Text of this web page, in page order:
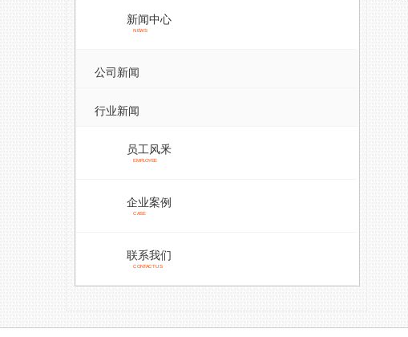
新闻中心
NEWS
公司新闻
行业新闻
员工风釆
EMPLOYEE
企业案例
CASE
联系我们
CONTACT US